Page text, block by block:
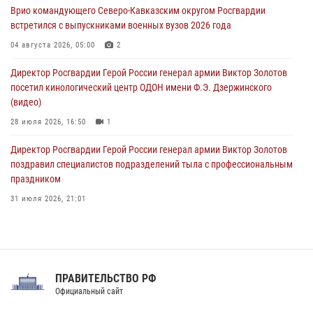
08 августа 2026, 07:00
В Москве росгвардейцы оказали помощь медикам и девушке с
08 августа 2026, 06:32 1
Врио командующего Северо-Кавказским округом Росгвардии
встретился с выпускниками военных вузов 2026 года
04 августа 2026, 05:00 2
Директор Росгвардии Герой России генерал армии Виктор Золотов
посетил кинологический центр ОДОН имени Ф.Э. Дзержинского
(видео)
28 июля 2026, 16:50 1
Директор Росгвардии Герой России генерал армии Виктор Золотов
поздравил специалистов подразделений тыла с профессиональным
праздником
31 июля 2026, 21:01
Праздник «Один день с Росгвардией» к 105-летию Центрального
ПРАВИТЕЛЬСТВО РФ
Официальный сайт